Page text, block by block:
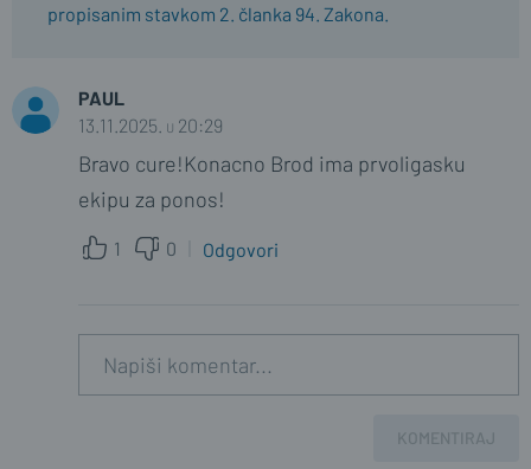
propisanim stavkom 2. članka 94. Zakona.
PAUL
13.11.2025. u 20:29
Bravo cure!Konacno Brod ima prvoligasku
ekipu za ponos!
1 0 Odgovori
KOMENTIRAJ